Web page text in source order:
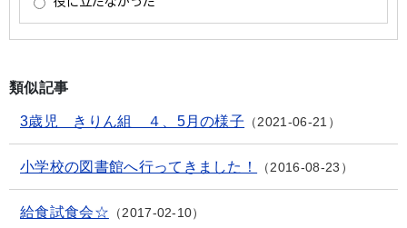
類似記事
3歳児 きりん組 ４、5月の様子 2021-06-21
小学校の図書館へ行ってきました！ 2016-08-23
給食試食会☆ 2017-02-10